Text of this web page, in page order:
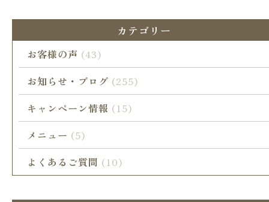
カテゴリー
お客様の声 (43)
お知らせ・ブログ (255)
キャンペーン情報 (15)
メニュー (5)
よくあるご質問 (10)